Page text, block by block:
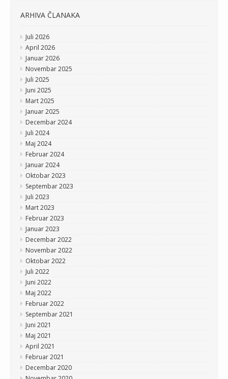
ARHIVA ČLANAKA
Juli 2026
April 2026
Januar 2026
Novembar 2025
Juli 2025
Juni 2025
Mart 2025
Januar 2025
Decembar 2024
Juli 2024
Maj 2024
Februar 2024
Januar 2024
Oktobar 2023
Septembar 2023
Juli 2023
Mart 2023
Februar 2023
Januar 2023
Decembar 2022
Novembar 2022
Oktobar 2022
Juli 2022
Juni 2022
Maj 2022
Februar 2022
Septembar 2021
Juni 2021
Maj 2021
April 2021
Februar 2021
Decembar 2020